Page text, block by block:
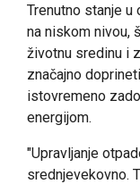
Trenutno stanje u
na niskom nivou,
životnu sredinu i
značajno
istovremeno
energijom.
"Upravljanje
srednjevekovno.